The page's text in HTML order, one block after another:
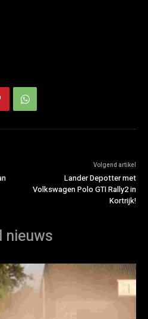
Volgend artikel
Lander Depotter met
Volkswagen Polo GTI Rally2 in
Kortrijk!
nieuws